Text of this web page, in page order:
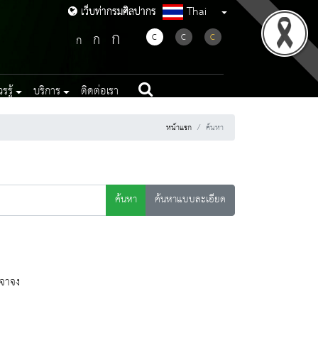
เว็บท่ากรมศิลปากร
เว็บท่ากรมศิลปากร Thai
ก ก ก C C C
รู้ บริการ ติดต่อเรา
หน้าแรก ค้นหา
ค้นหา
ค้นหาแบบละเอียด
จง